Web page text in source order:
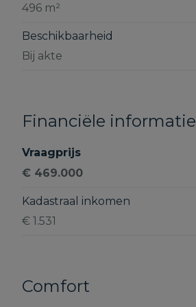
496 m²
Beschikbaarheid
Bij akte
Financiële informatie
Vraagprijs
€ 469.000
Kadastraal inkomen
€ 1.531
Comfort